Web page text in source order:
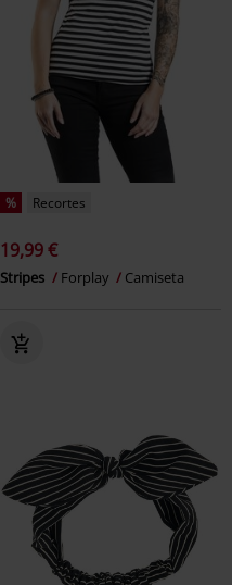
% Recortes
19,99 €
Stripes Forplay Camiseta